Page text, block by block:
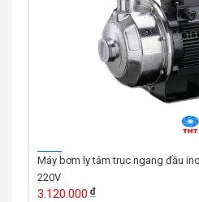
Máy bơm ly tâm trục ngang đầu
220V
3.120.000